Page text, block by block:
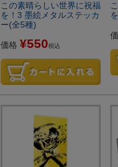
この素晴らしい世界に祝福
を！3 墨絵メタルステッカ
ー(全5種)
価格 ¥550税込